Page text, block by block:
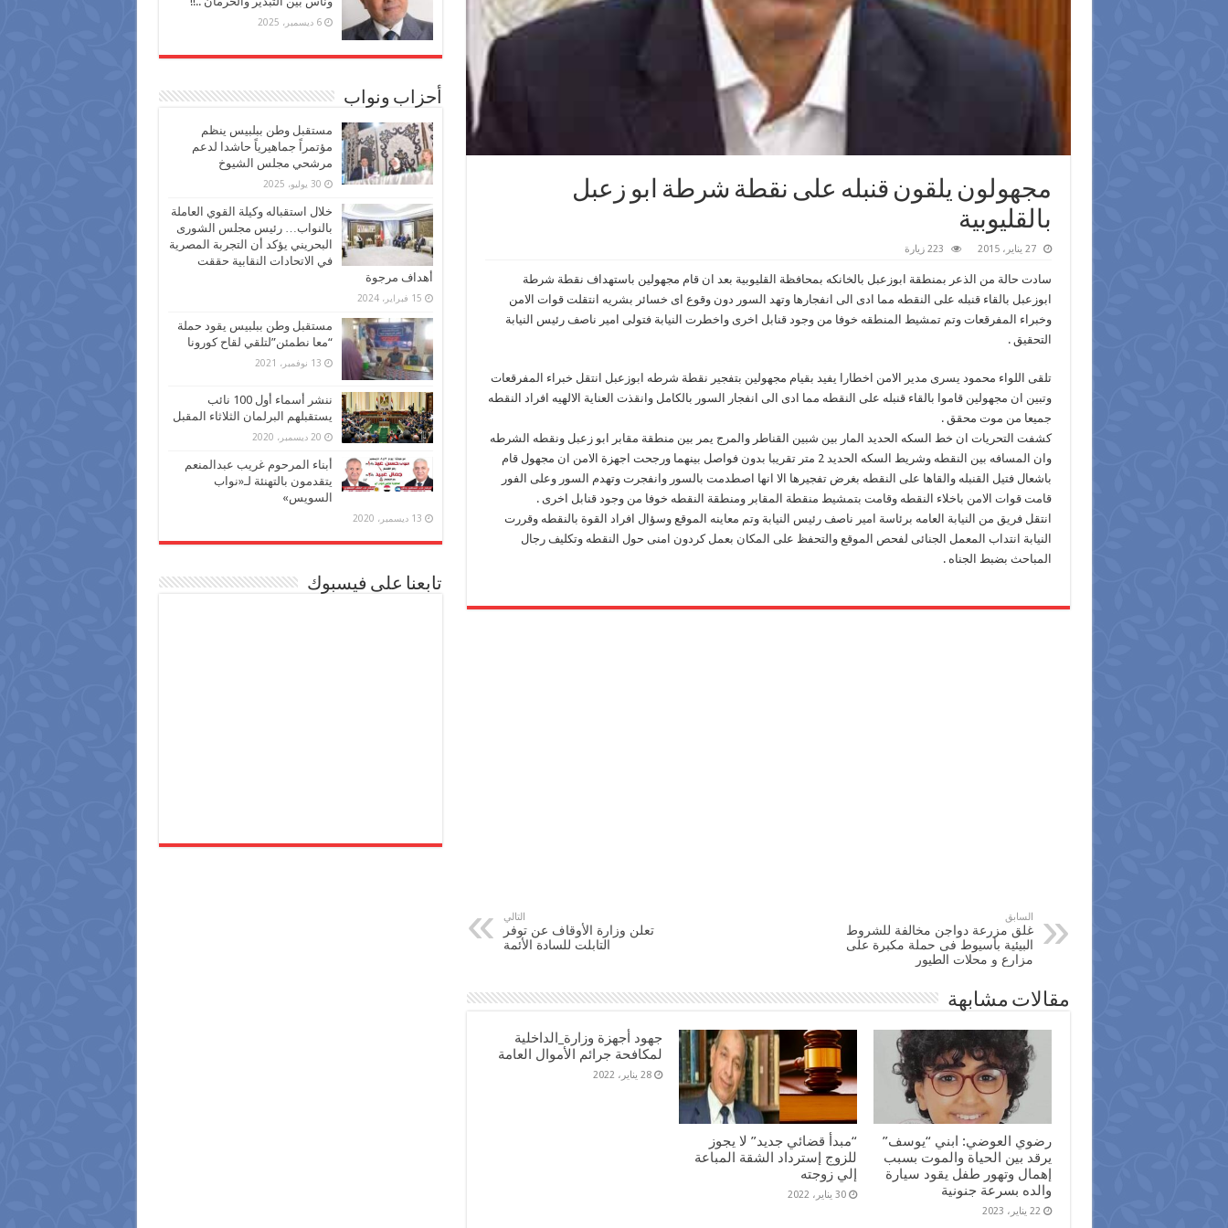
مجهولون يلقون قنبله على نقطة شرطة ابو زعبل
بالقليوبية
27 يناير، 2015 223 زيارة
سادت حالة من الذعر بمنطقة ابوزعبل بالخانكه بمحافظة القليوبية بعد ان قام مجهولين باستهداف نقطة شرطة
ابوزعبل بالقاء قنبله على النقطه مما ادى الى انفجارها وتهد السور دون وقوع اى خسائر بشريه انتقلت قوات الامن
وخبراء المفرقعات وتم تمشيط المنطقه خوفا من وجود قنابل اخرى واخطرت النيابة فتولى امير ناصف رئيس النيابة
التحقيق .
تلقى اللواء محمود يسرى مدير الامن اخطارا يفيد بقيام مجهولين بتفجير نقطة شرطه ابوزعبل انتقل خبراء المفرقعات
وتبين ان مجهولين قاموا بالقاء قنبله على النقطه مما ادى الى انفجار السور بالكامل وانقذت العناية الالهيه افراد النقطه
جميعا من موت محقق .
كشفت التحريات ان خط السكه الحديد المار بين شبين القناطر والمرج يمر بين منطقة مقابر ابو زعبل ونقطه الشرطه
وان المسافه بين النقطه وشريط السكه الحديد 2 متر تقريبا بدون فواصل بينهما ورجحت اجهزة الامن ان مجهول قام
باشعال فتيل القنبله والقاها على النقطه بغرض تفجيرها الا انها اصطدمت بالسور وانفجرت وتهدم السور وعلى الفور
قامت قوات الامن باخلاء النقطه وقامت بتمشيط منقطة المقابر ومنطقة النقطه خوفا من وجود قنابل اخرى .
انتقل فريق من النيابة العامه برئاسة امير ناصف رئيس النيابة وتم معاينه الموقع وسؤال افراد القوة بالنقطه وقررت
النيابة انتداب المعمل الجنائى لفحص الموقع والتحفظ على المكان بعمل كردون امنى حول النقطه وتكليف رجال
المباحث بضبط الجناه .
السابق
غلق مزرعة دواجن مخالفة للشروط
البيئية بأسيوط فى حملة مكبرة على
مزارع و محلات الطيور
التالي
تعلن وزارة الأوقاف عن توفر
التابلت للسادة الأئمة
مقالات مشابهة
رضوي العوضي: ابني “يوسف”
يرقد بين الحياة والموت بسبب
إهمال وتهور طفل يقود سيارة
والده بسرعة جنونية
22 يناير، 2023
“مبدأ قضائي جديد” لا يجوز
للزوج إسترداد الشقة المباعة
إلي زوجته
30 يناير، 2022
جهود أجهزة وزارة_الداخلية
لمكافحة جرائم الأموال العامة
28 يناير، 2022
6 ديسمبر، 2025
أحزاب ونواب
مستقبل وطن ببلبيس ينظم
مؤتمراً جماهيرياً حاشدا لدعم
مرشحي مجلس الشيوخ
30 يوليو، 2025
خلال استقباله وكيلة القوي العاملة
بالنواب… رئيس مجلس الشورى
البحريني يؤكد أن التجربة المصرية
في الاتحادات النقابية حققت
أهداف مرجوة
15 فبراير، 2024
مستقبل وطن ببلبيس يقود حملة
“معا نطمئن”لتلقي لقاح كورونا
13 نوفمبر، 2021
ننشر أسماء أول 100 نائب
يستقبلهم البرلمان الثلاثاء المقبل
20 ديسمبر، 2020
أبناء المرحوم غريب عبدالمنعم
يتقدمون بالتهنئة لـ«نواب
السويس»
13 ديسمبر، 2020
تابعنا على فيسبوك